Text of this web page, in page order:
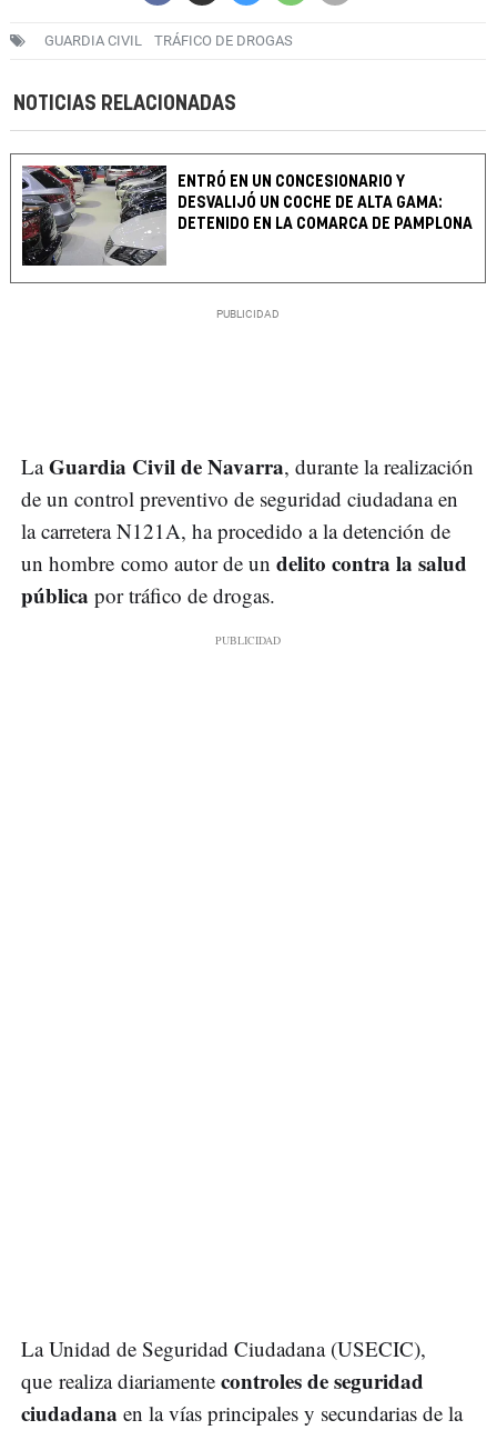
GUARDIA CIVIL TRÁFICO DE DROGAS
NOTICIAS RELACIONADAS
ENTRÓ EN UN CONCESIONARIO Y
DESVALIJÓ UN COCHE DE ALTA GAMA:
DETENIDO EN LA COMARCA DE PAMPLONA
LaGuardia Civil de Navarra, durante la realización
de un control preventivo de seguridad ciudadana en
la carretera N121A, ha procedido a la detención de
un hombre como autor de un delito contra la salud
pública por tráfico de drogas.
La Unidad de Seguridad Ciudadana (USECIC),
que realiza diariamente controles de seguridad
ciudadana en la vías principales y secundarias de la